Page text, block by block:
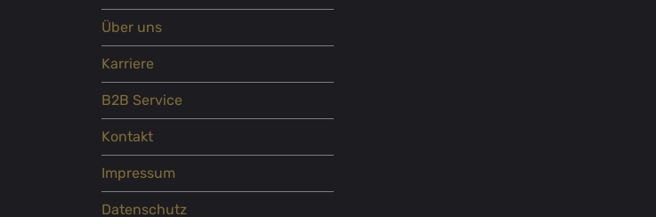
Über uns
Karriere
B2B Service
Kontakt
Impressum
Datenschutz